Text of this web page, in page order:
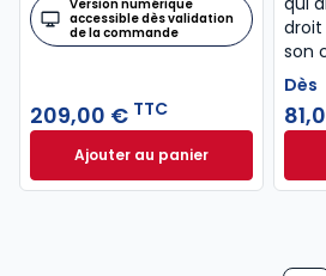
Version numérique
accessible dès validation
de la commande
209,00 € TTC
Ajouter au panier
Mémento Baux
droit
son
Dès